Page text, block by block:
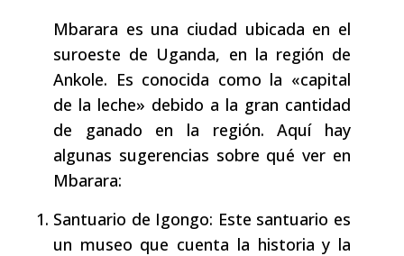
Mbarara es una ciudad ubicada en el
suroeste de Uganda, en la región de
Ankole. Es conocida como la «capital
de la leche» debido a la gran cantidad
de ganado en la región. Aquí hay
algunas sugerencias sobre qué ver en
Mbarara:
Santuario de Igongo: Este santuario es
un museo que cuenta la historia y la